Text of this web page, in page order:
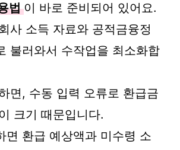
법 이 바로 준비되어 있어요.
사 소득 자료와 공적금융정
불러와서 수작업을 최소화합
면, 수동 입력 오류로 환급금
크기 때문입니다.
면 환급 예상액과 미수령 소